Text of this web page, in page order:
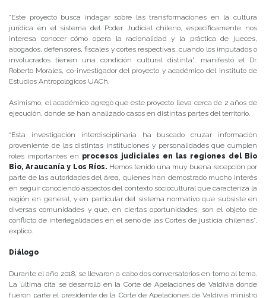
“Este proyecto busca indagar sobre las transformaciones en la cultura
jurídica en el sistema del Poder Judicial chileno, específicamente nos
interesa conocer cómo opera la racionalidad y la práctica de jueces,
abogados, defensores, fiscales y cortes respectivas, cuando los imputados o
involucrados tienen una condición cultural distinta”, manifestó el Dr.
Roberto Morales, co-investigador del proyecto y académico del Instituto de
Estudios Antropológicos UACh.
Asimismo, el académico agregó que este proyecto lleva cerca de 2 años de
ejecución, donde se han analizado casos en distintas partes del territorio.
“Esta investigación interdisciplinaria ha buscado cruzar información
proveniente de las distintas instituciones y personalidades que cumplen
roles importantes en procesos judiciales en las regiones del Bio
Bio, Araucanía y Los Ríos. Hemos tenido una muy buena recepción por
parte de las autoridades del área, quienes han demostrado mucho interés
en seguir conociendo aspectos del contexto sociocultural que caracteriza la
región en general, y en particular del sistema normativo que subsiste en
diversas comunidades y que, en ciertas oportunidades, son el objeto de
conflicto de interlegalidades en el seno de las Cortes de justicia chilenas”,
explicó.
Diálogo
Durante el año 2018, se llevaron a cabo dos conversatorios en torno al tema.
La última cita se desarrolló en la Corte de Apelaciones de Valdivia donde
fueron parte el presidente de la Corte de Apelaciones de Valdivia ministro